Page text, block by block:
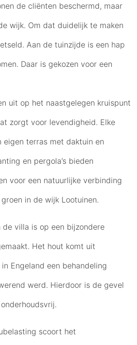
de cliënten beschermd, maar
wijk. Om dat duidelijk te maken
Aan de tuinzijde is een hap
Daar is gekozen voor een
uit op het naastgelegen kruispunt
zorgt voor levendigheid. Elke
terras met daktuin en
en pergola’s bieden
voor een natuurlijke verbinding
in de wijk Lootuinen.
de villa is op een bijzondere
Het hout komt uit
Engeland een behandeling
werd. Hierdoor is de gevel
scoort het